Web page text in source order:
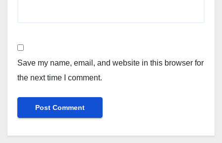
Save my name, email, and website in this browser for
the next time I comment.